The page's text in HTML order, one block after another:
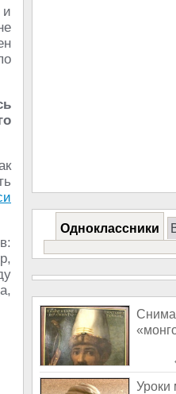
и
Одноклассники
Уроки